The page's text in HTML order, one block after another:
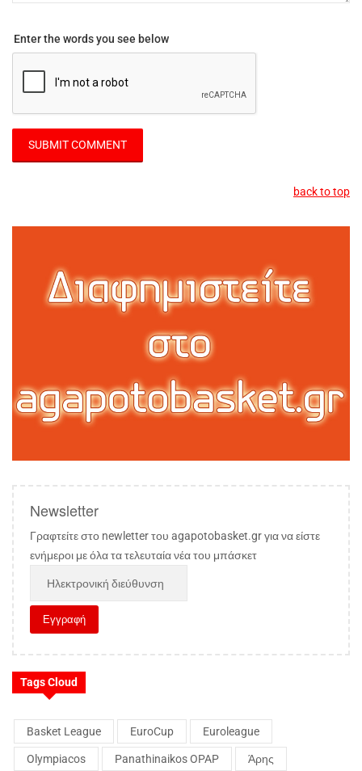
Enter the words you see below
back to top
Newsletter
Γραφτείτε στο newletter του agapotobasket.gr για να είστε
ενήμεροι με όλα τα τελευταία νέα του μπάσκετ
Tags Cloud
Basket League EuroCup Euroleague
Olympiacos Panathinaikos OPAP Άρης